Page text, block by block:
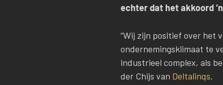
echter dat het akkoord
“Wij zijn positief over het
ondernemingsklimaat te
industrieel complex, als
der Chijs van Deltalinqs.